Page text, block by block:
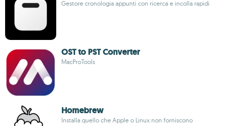
Gestore cronologia appunti con ricerca e incolla rapidi
OST to PST Converter
MacProTools
Homebrew
Installa quello che Apple o Linux non forniscono